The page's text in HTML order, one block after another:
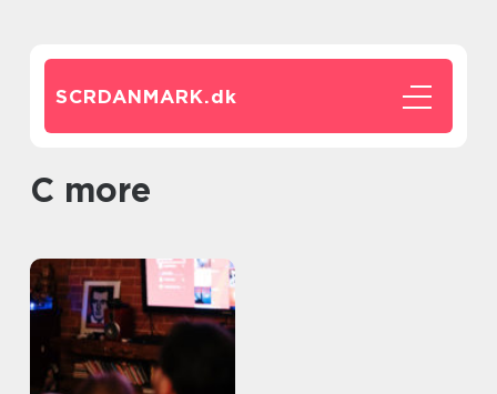
SCRDANMARK.dk
c more